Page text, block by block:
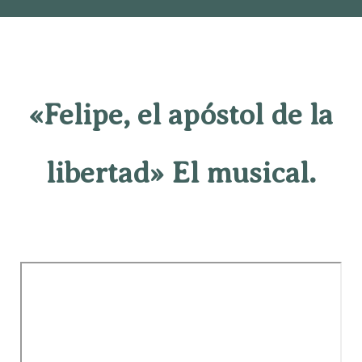
«Felipe, el apóstol de la
libertad» El musical.